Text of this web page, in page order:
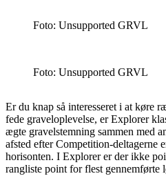
Foto: Unsupported GRVL
Foto: Unsupported GRVL
Er du knap så interesseret i at køre
fede graveloplevelse, er Explorer
ægte gravelstemning sammen med
afsted efter Competition-deltagerne
horisonten. I Explorer er der ikke
rangliste point for flest gennemførte